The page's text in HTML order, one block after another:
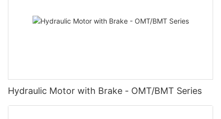
Hydraulic Motor with Brake - OMT/BMT Series